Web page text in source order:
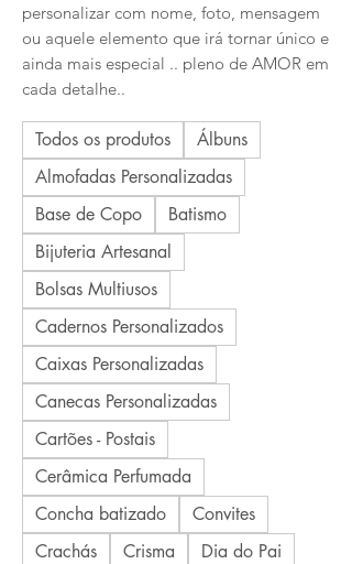
personalizar com nome, foto, mensagem
ou aquele elemento que irá tornar único e
ainda mais especial .. pleno de AMOR em
cada detalhe..
Todos os produtos
Álbuns
Almofadas Personalizadas
Base de Copo
Batismo
Bijuteria Artesanal
Bolsas Multiusos
Cadernos Personalizados
Caixas Personalizadas
Canecas Personalizadas
Cartões - Postais
Cerâmica Perfumada
Concha batizado
Convites
Crachás
Crisma
Dia do Pai